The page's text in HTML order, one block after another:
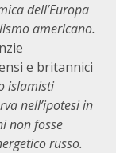
dell’Europa
americano.
e britannici
islamisti
nell’ipotesi in
non fosse
russo.